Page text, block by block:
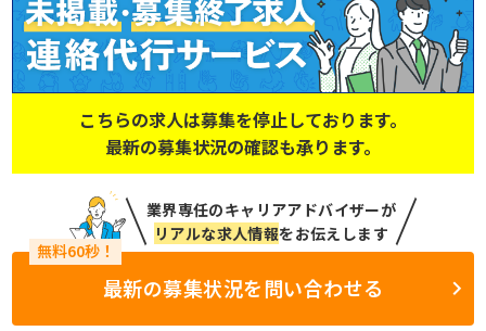
こちらの求人は募集を停止しております。
最新の募集状況の確認も承ります。
業界専任のキャリアアドバイザーが
リアルな求人情報をお伝えします
最新の募集状況を問い合わせる